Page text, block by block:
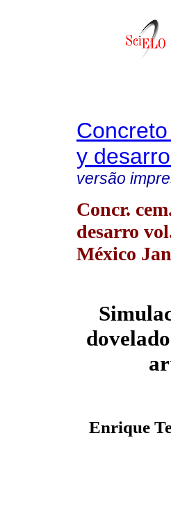
y
versão
Concr.
desarro
México
Enrique